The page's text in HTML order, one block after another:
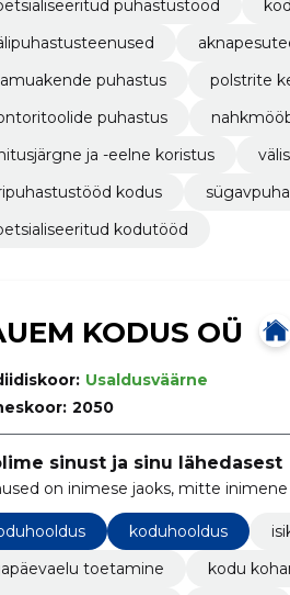
puhastustööd
puhastus
polstrite
puhastus
ja -eelne koristus
kodus
kodutööd
KODUS OÜ
Usaldusväärne
2050
sinust ja sinu lähedasest
on inimese jaoks, mitte
koduhooldus
toetamine
kodu